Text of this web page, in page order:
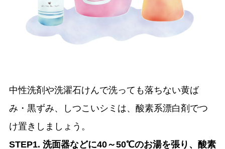
中性洗剤や洗濯石けんで洗っても落ちない黄ば
み・黒ずみ、しつこいシミは、酸素系漂白剤でつ
け置きしましょう。
STEP1. 洗面器などに40～50℃のお湯を張り、酸素